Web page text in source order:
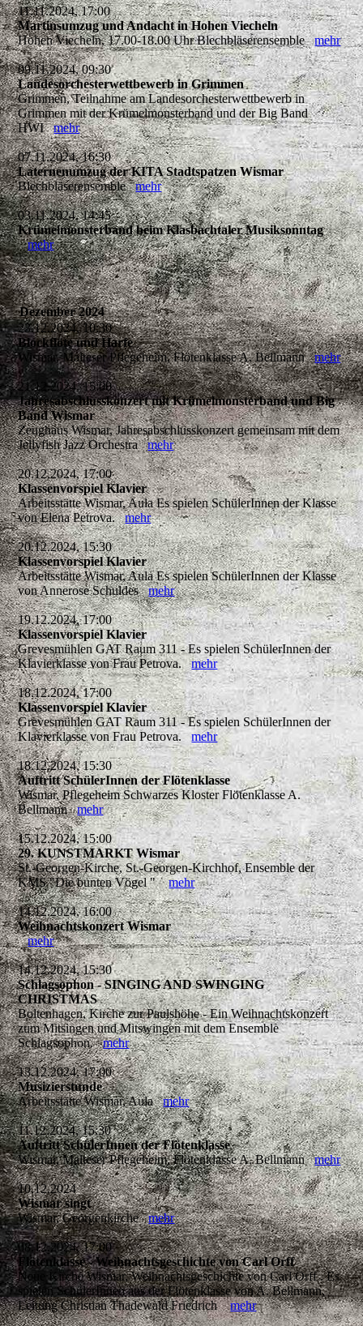
11.11.2024, 17:00
Martinsumzug und Andacht in Hohen Viecheln
Hohen Viecheln, 17.00-18.00 Uhr Blechbläserensemblemehr
09.11.2024, 09:30
Landesorchesterwettbewerb in Grimmen
Grimmen, Teilnahme am Landesorchesterwettbewerb in
Grimmen mit der Krümelmonsterband und der Big Band
HWImehr
07.11.2024, 16:30
Laternenumzug der KITA Stadtspatzen Wismar
Blechbläserensemblemehr
03.11.2024, 14:45
Krümelmonsterband beim Klasbachtaler Musiksonntag
mehr
Dezember 2024
23.12.2024, 10:30
Blockflöte und Harfe
Wismar, Malteser Pflegeheim, Flötenklasse A. Bellmannmehr
21.12.2024, 15:00
Jahresabschlusskonzert mit Krümelmonsterband und Big
Band Wismar
Zeughaus Wismar, Jahresabschlusskonzert gemeinsam mit dem
Jellyfish Jazz Orchestramehr
20.12.2024, 17:00
Klassenvorspiel Klavier
Arbeitsstätte Wismar, Aula Es spielen SchülerInnen der Klasse
von Elena Petrova.mehr
20.12.2024, 15:30
Klassenvorspiel Klavier
Arbeitsstätte Wismar, Aula Es spielen SchülerInnen der Klasse
von Annerose Schuldesmehr
19.12.2024, 17:00
Klassenvorspiel Klavier
Grevesmühlen GAT Raum 311 - Es spielen SchülerInnen der
Klavierklasse von Frau Petrova.mehr
18.12.2024, 17:00
Klassenvorspiel Klavier
Grevesmühlen GAT Raum 311 - Es spielen SchülerInnen der
Klavierklasse von Frau Petrova.mehr
18.12.2024, 15:30
Auftritt SchülerInnen der Flötenklasse
Wismar, Pflegeheim Schwarzes Kloster Flötenklasse A.
Bellmannmehr
15.12.2024, 15:00
29. KUNSTMARKT Wismar
St.-Georgen-Kirche, St.-Georgen-Kirchhof, Ensemble der
KMS "Die bunten Vögel "mehr
14.12.2024, 16:00
Weihnachtskonzert Wismar
mehr
14.12.2024, 15:30
Schlagsophon - SINGING AND SWINGING
CHRISTMAS
Boltenhagen, Kirche zur Paulshöhe - Ein Weihnachtskonzert
zum Mitsingen und Mitswingen mit dem Ensemble
Schlagsophon.mehr
13.12.2024, 17:00
Musizierstunde
Arbeitsstätte Wismar, Aulamehr
11.12.2024, 15:30
Auftritt SchülerInnen der Flötenklasse
Wismar, Malteser Pflegeheim, Flötenklasse A. Bellmannmehr
10.12.2024
Wismar singt
Wismar, Georgenkirchemehr
08.12.2024, 17:00
Flötenklasse - Weihnachtsgeschichte von Carl Orff
Neue Kirche Wismar, Weihnachtsgeschichte von Carl Orff . Es
spielen SchülerInnen aus der Flötenklasse von A. Bellmann,
Leitung Christian Thadewald Friedrichmehr